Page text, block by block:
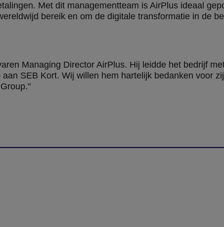
Met dit managementteam is AirPlus ideaal
bereik en om de digitale transformatie in de
Managing Director AirPlus. Hij leidde het bedrijf
SEB Kort. Wij willen hem hartelijk bedanken voor